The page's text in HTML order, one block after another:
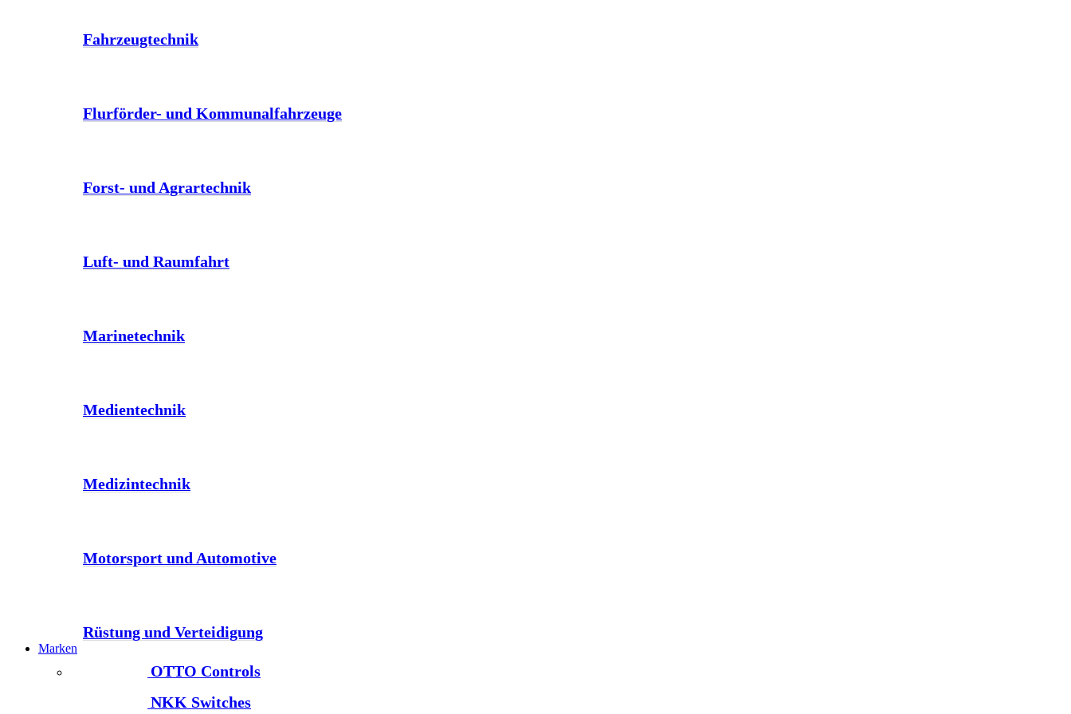
Fahrzeugtechnik
Flurförder- und Kommunalfahrzeuge
Forst- und Agrartechnik
Luft- und Raumfahrt
Marinetechnik
Medientechnik
Medizintechnik
Motorsport und Automotive
Rüstung und Verteidigung
Marken
OTTO Controls
NKK Switches